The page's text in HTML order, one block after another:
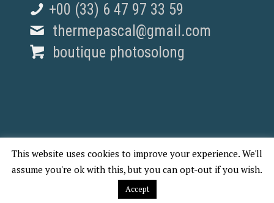
+00 (33) 6 47 97 33 59
thermepascal@gmail.com
boutique photosolong
© 2018 Pascal Therme - REPORTAGES PHOTO PARIS
This website uses cookies to improve your experience. We'll
assume you're ok with this, but you can opt-out if you wish.
Accept